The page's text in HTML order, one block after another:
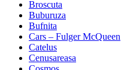
Broscuta
Buburuza
Bufnita
Cars – Fulger McQueen
Catelus
Cenusareasa